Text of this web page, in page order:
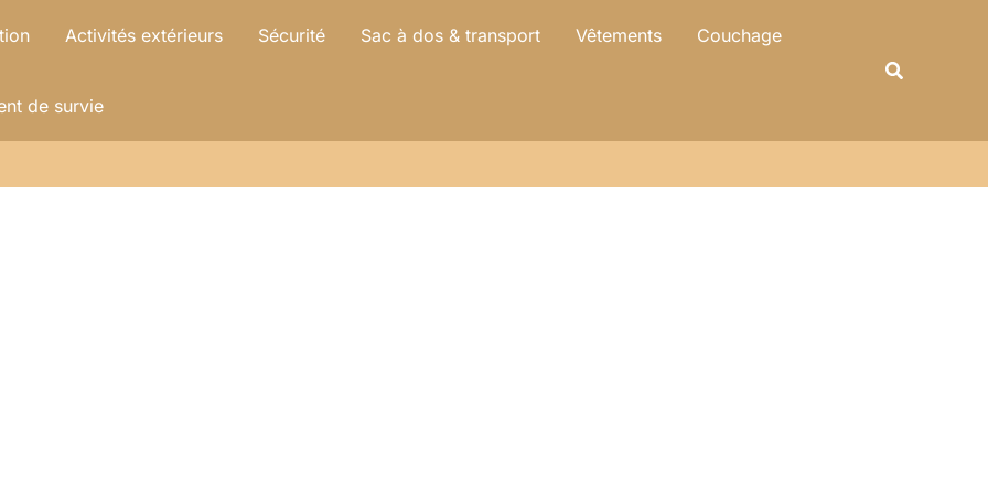
Activités extérieurs Sécurité Sac à dos & transport Vêtements Couchage
de survie